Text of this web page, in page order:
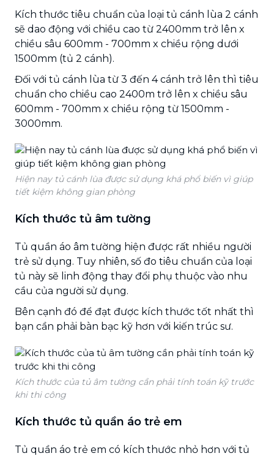
Kích thước tiêu chuẩn của loại tủ cánh lùa 2 cánh
sẽ dao động với chiều cao từ 2400mm trở lên x
chiều sâu 600mm - 700mm x chiều rộng dưới
1500mm (tủ 2 cánh).
Đối với tủ cánh lùa từ 3 đến 4 cánh trở lên thì tiêu
chuẩn cho chiều cao 2400m trở lên x chiều sâu
600mm - 700mm x chiều rộng từ 1500mm -
3000mm.
Hiện nay tủ cánh lùa được sử dụng khá phổ biến vì giúp
tiết kiệm không gian phòng
Kích thước tủ âm tường
Tủ quần áo âm tường hiện được rất nhiều người
trẻ sử dụng. Tuy nhiên, số đo tiêu chuẩn của loại
tủ này sẽ linh động thay đổi phụ thuộc vào nhu
cầu của người sử dụng.
Bên cạnh đó để đạt được kích thước tốt nhất thì
bạn cần phải bàn bạc kỹ hơn với kiến trúc sư.
Kích thước của tủ âm tường cần phải tính toán kỹ trước
khi thi công
Kích thước tủ quần áo trẻ em
Tủ quần áo trẻ em có kích thước nhỏ hơn với tủ